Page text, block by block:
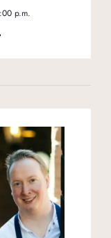
p.m.